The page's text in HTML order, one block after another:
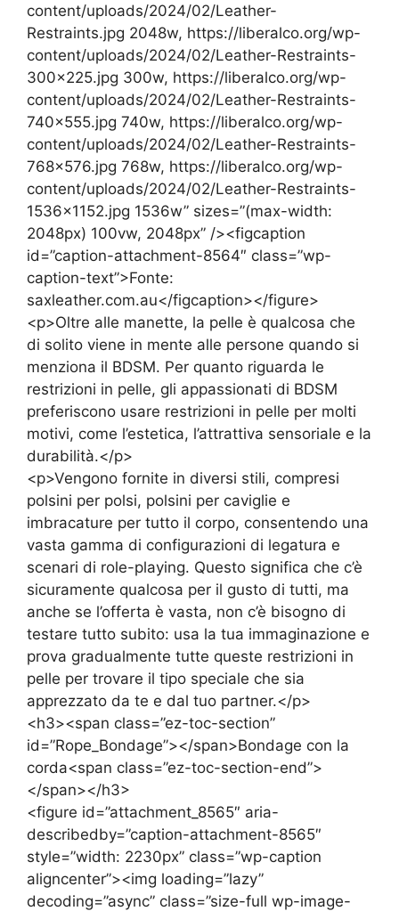
content/uploads/2024/02/Leather-
Restraints.jpg 2048w, https://liberalco.org/wp-
content/uploads/2024/02/Leather-Restraints-
300×225.jpg 300w, https://liberalco.org/wp-
content/uploads/2024/02/Leather-Restraints-
740×555.jpg 740w, https://liberalco.org/wp-
content/uploads/2024/02/Leather-Restraints-
768×576.jpg 768w, https://liberalco.org/wp-
content/uploads/2024/02/Leather-Restraints-
1536×1152.jpg 1536w” sizes=”(max-width:
2048px) 100vw, 2048px” /><figcaption
id=”caption-attachment-8564″ class=”wp-
caption-text”>Fonte:
saxleather.com.au</figcaption></figure>
<p>Oltre alle manette, la pelle è qualcosa che
di solito viene in mente alle persone quando si
menziona il BDSM. Per quanto riguarda le
restrizioni in pelle, gli appassionati di BDSM
preferiscono usare restrizioni in pelle per molti
motivi, come l’estetica, l’attrattiva sensoriale e la
durabilità.</p>
<p>Vengono fornite in diversi stili, compresi
polsini per polsi, polsini per caviglie e
imbracature per tutto il corpo, consentendo una
vasta gamma di configurazioni di legatura e
scenari di role-playing. Questo significa che c’è
sicuramente qualcosa per il gusto di tutti, ma
anche se l’offerta è vasta, non c’è bisogno di
testare tutto subito: usa la tua immaginazione e
prova gradualmente tutte queste restrizioni in
pelle per trovare il tipo speciale che sia
apprezzato da te e dal tuo partner.</p>
<h3><span class=”ez-toc-section”
id=”Rope_Bondage”></span>Bondage con la
corda<span class=”ez-toc-section-end”>
</span></h3>
<figure id=”attachment_8565″ aria-
describedby=”caption-attachment-8565″
style=”width: 2230px” class=”wp-caption
aligncenter”><img loading=”lazy”
decoding=”async” class=”size-full wp-image-